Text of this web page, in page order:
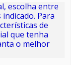
escolha entre
indicado. Para
de
que tenha
o melhor